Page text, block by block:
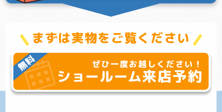
まずは実物をご覧ください
ぜひ一度お越しください！
ショールーム来店予約